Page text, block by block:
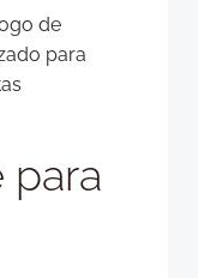
de
para
para